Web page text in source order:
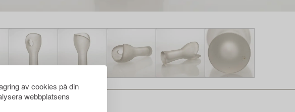
av cookies på din
webbplatsens